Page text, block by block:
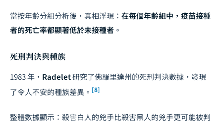
當按年齡分組分析後，真相浮現： 在每個年齡組中，疫苗接種
者的死亡率都顯著低於未接種者 。
死刑判決與種族
1983 年， Radelet研究了佛羅里達州的死刑判決數據，發現
了令人不安的種族差異。 [8]
整體數據顯示：殺害白人的兇手比殺害黑人的兇手更可能被判